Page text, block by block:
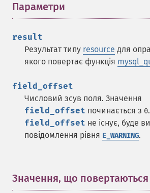
Параметри
result
Результат типу resource для
якого повертає функція
field_offset
Числовий зсув поля. Значення
field_offset починається з 0
field_offset не існує, буде
повідомлення рівня E_WARNING.
Значення, що повертаються